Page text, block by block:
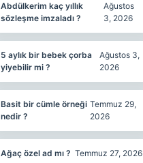
Abdülkerim kaç yıllık
sözleşme imzaladı ?
Ağustos
3, 2026
5 aylık bir bebek çorba
yiyebilir mi ?
Ağustos 3,
2026
Basit bir cümle örneği
nedir ?
Temmuz 29,
2026
Ağaç özel ad mı ? Temmuz 27, 2026